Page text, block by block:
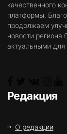
качественного
платформы.
продолжаем
новости региона
актуальными для
Редакция
О редакции